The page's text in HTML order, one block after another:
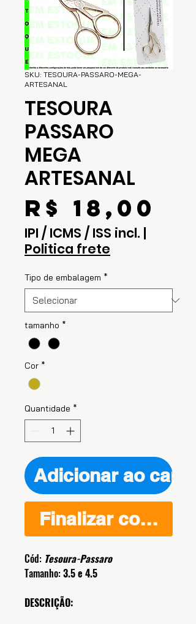
SKU: TESOURA-PASSARO-MEGA-
ARTESANAL
TESOURA
PASSARO
MEGA
ARTESANAL
R$ 18,00
IPI / ICMS / ISS incl. |
Politica frete
Tipo de embalagem *
tamanho *
Cor *
Quantidade *
Adicionar ao
Finalizar compra
Cód: Tesoura-Passaro
Tamanho:3.5 e 4.5
DESCRIÇÃO: